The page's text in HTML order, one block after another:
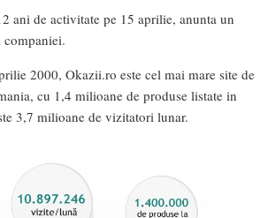
ani de activitate pe 15 aprilie, anunta un
companiei.
2000, Okazii.ro este cel mai mare site de
cu 1,4 milioane de produse listate in
3,7 milioane de vizitatori lunar.